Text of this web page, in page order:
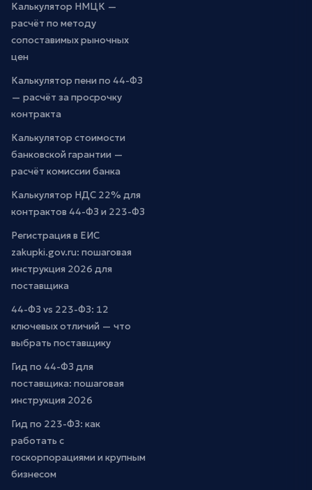
Калькулятор НМЦК —
расчёт по методу
сопоставимых рыночных
цен
Калькулятор пени по 44-ФЗ
— расчёт за просрочку
контракта
Калькулятор стоимости
банковской гарантии —
расчёт комиссии банка
Калькулятор НДС 22% для
контрактов 44-ФЗ и 223-ФЗ
Регистрация в ЕИС
zakupki.gov.ru: пошаговая
инструкция 2026 для
поставщика
44-ФЗ vs 223-ФЗ: 12
ключевых отличий — что
выбрать поставщику
Гид по 44-ФЗ для
поставщика: пошаговая
инструкция 2026
Гид по 223-ФЗ: как
работать с
госкорпорациями и крупным
бизнесом